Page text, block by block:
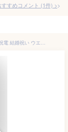
すめコメント (1件) >
［結婚式に♪］ぬいぐるみ電報 テディベア おしゃれ 祝電 結婚祝い ウエディングベア ウェルカムドール 誕生日 ギフト 卒業式 入学式 合格 開店 昇進 出産祝い あす楽【グレース・ベア】